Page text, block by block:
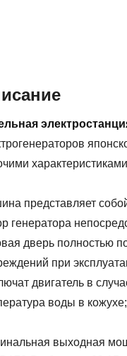
представляет
генератора
дверь полностью
при
двигатель в
воды в
выходная